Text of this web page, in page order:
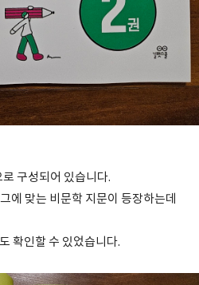
구성되어 있습니다.
에 맞는 비문학 지문이 등장하는데
확인할 수 있었습니다.